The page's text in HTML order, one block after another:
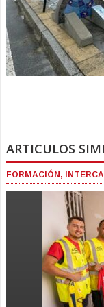
ARTICULOS
FORMACIÓN,